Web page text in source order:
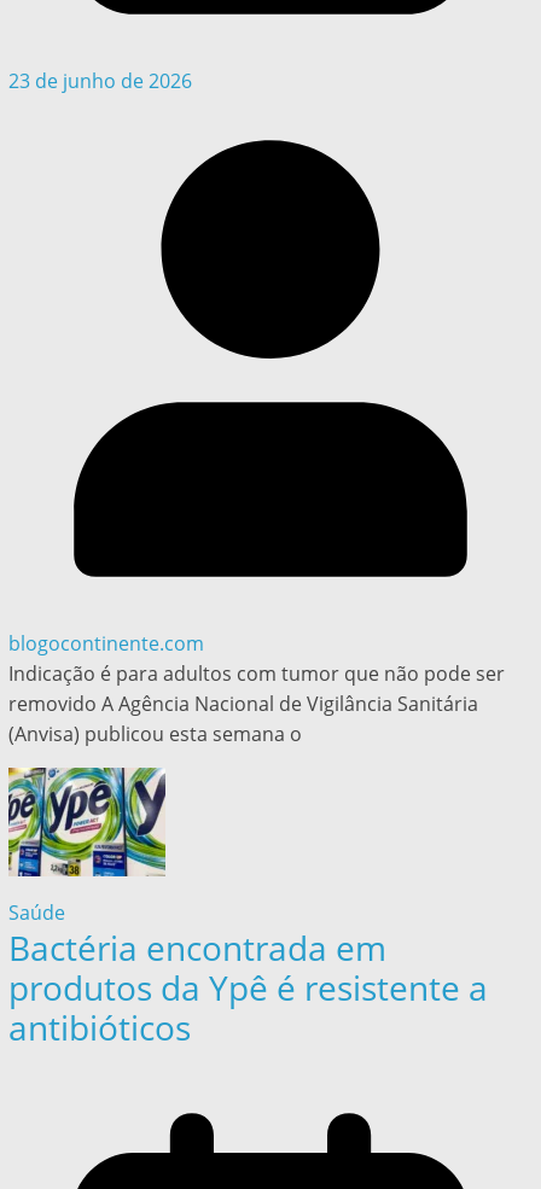
23 de junho de 2026
blogocontinente.com
Indicação é para adultos com tumor que não pode ser
removido A Agência Nacional de Vigilância Sanitária
(Anvisa) publicou esta semana o
Saúde
Bactéria encontrada em
produtos da Ypê é resistente a
antibióticos